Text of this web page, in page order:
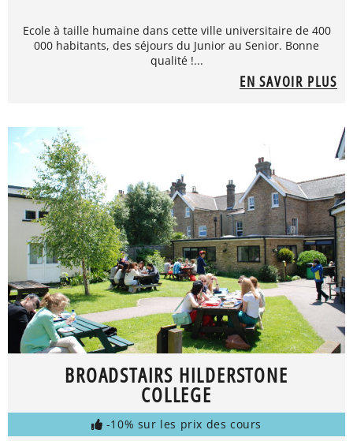
Ecole à taille humaine dans cette ville universitaire de 400
000 habitants, des séjours du Junior au Senior. Bonne
qualité !...
EN SAVOIR PLUS
BROADSTAIRS HILDERSTONE
COLLEGE
-10% sur les prix des cours